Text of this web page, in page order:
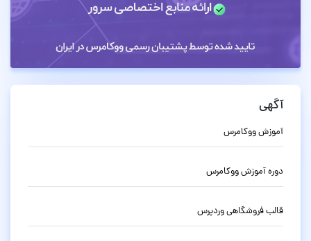
آگهی
آموزش ووکامرس
دوره آموزش ووکامرس
قالب فروشگاهی وردپرس